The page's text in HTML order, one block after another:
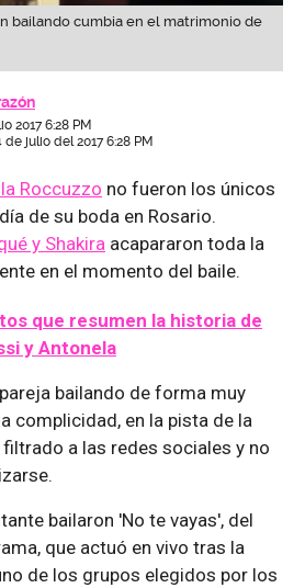
bailando cumbia en el matrimonio de
2017 6:28 PM
julio del 2017 6:28 PM
Roccuzzo no fueron los únicos
de su boda en Rosario.
y Shakira acapararon toda la
en el momento del baile.
que resumen la historia de
y Antonela
bailando de forma muy
complicidad, en la pista de la
a las redes sociales y no
bailaron 'No te vayas', del
que actuó en vivo tras la
de los grupos elegidos por los